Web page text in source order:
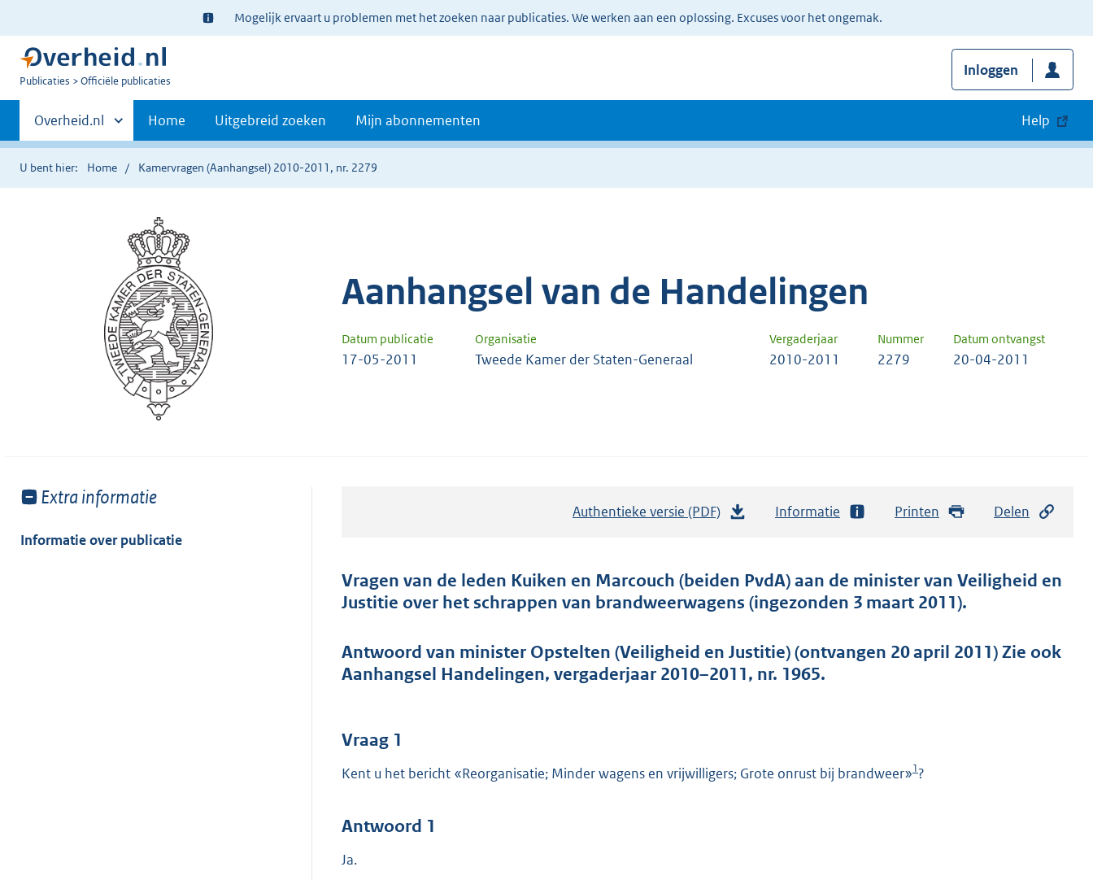
Ter
informatie:
Mogelijk ervaart u problemen met het zoeken naar publicaties. We werken aan een oplossing. Excuses voor het ongemak.
U
Publicaties Officiële publicaties
Inloggen
Primaire
navigatie
Andere
sites
binnen
Overheid.nl Home Uitgebreid zoeken Mijn abonnementen Help
U bent hier: Home Kamervragen (Aanhangsel) 2010-2011, nr. 2279
Aanhangsel van de Handelingen
Datum publicatie Organisatie Vergaderjaar Nummer Datum ontvangst
17-05-2011 Tweede Kamer der Staten-Generaal 2010-2011 2279 20-04-2011
Toon
van:
Extra informatie
Informatie over publicatie
Authentieke versie (PDF)
t
a
s
t
Informatie Printen Delen
Vragen van de leden Kuiken en Marcouch (beiden PvdA) aan de minister van Veiligheid en
Justitie over het schrappen van brandweerwagens (ingezonden 3 maart 2011).
Antwoord van minister Opstelten (Veiligheid en Justitie) (ontvangen 20 april 2011) Zie ook
Aanhangsel Handelingen, vergaderjaar 2010–2011, nr. 1965.
Vraag 1
Kent u het bericht «Reorganisatie; Minder wagens en vrijwilligers; Grote onrust bij brandweer»1?
Antwoord 1
Ja.